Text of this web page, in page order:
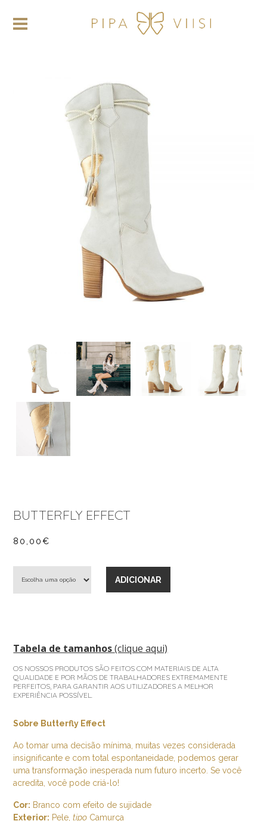
BUTTERFLY EFFECT
80,00€
ADICIONAR
Tabela de tamanhos(clique aqui)
OS NOSSOS PRODUTOS SÃO FEITOS COM MATERIAIS DE ALTA
QUALIDADE E POR MÃOS DE TRABALHADORES EXTREMAMENTE
PERFEITOS, PARA GARANTIR AOS UTILIZADORES A MELHOR
EXPERIÊNCIA POSSÍVEL.
Sobre Butterfly Effect
Ao tomar uma decisão mínima, muitas vezes considerada
insignificante e com total espontaneidade, podemos gerar
uma transformação inesperada num futuro incerto. Se você
acredita, você pode criá-lo!
Cor: Branco com efeito de sujidade
Exterior: Pele,tipo Camurça